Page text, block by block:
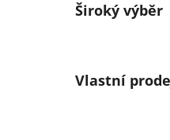
Široký výběr
Vlastní